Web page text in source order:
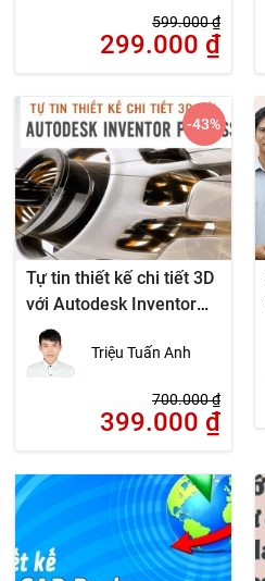
599.000₫
299.000 ₫
Tự tin thiết kế chi tiết 3D
với Autodesk Inventor
Professional
Triệu Tuấn Anh
700.000₫
399.000 ₫
-43%